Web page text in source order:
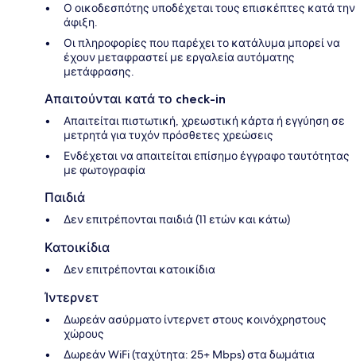
Ο οικοδεσπότης υποδέχεται τους επισκέπτες κατά την
άφιξη.
Οι πληροφορίες που παρέχει το κατάλυμα μπορεί να
έχουν μεταφραστεί με εργαλεία αυτόματης
μετάφρασης.
Απαιτούνται κατά το check-in
Απαιτείται πιστωτική, χρεωστική κάρτα ή εγγύηση σε
μετρητά για τυχόν πρόσθετες χρεώσεις
Ενδέχεται να απαιτείται επίσημο έγγραφο ταυτότητας
με φωτογραφία
Παιδιά
Δεν επιτρέπονται παιδιά (11 ετών και κάτω)
Κατοικίδια
Δεν επιτρέπονται κατοικίδια
Ίντερνετ
Δωρεάν ασύρματο ίντερνετ στους κοινόχρηστους
χώρους
Δωρεάν WiFi (ταχύτητα: 25+ Mbps) στα δωμάτια